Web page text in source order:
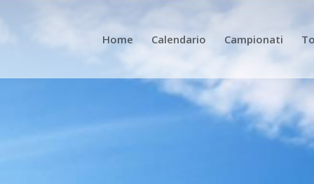
Home Calendario Campionati